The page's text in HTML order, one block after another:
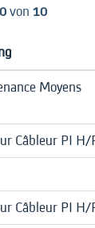
von 10
Moyens
Câbleur PI H/
Câbleur PI H/